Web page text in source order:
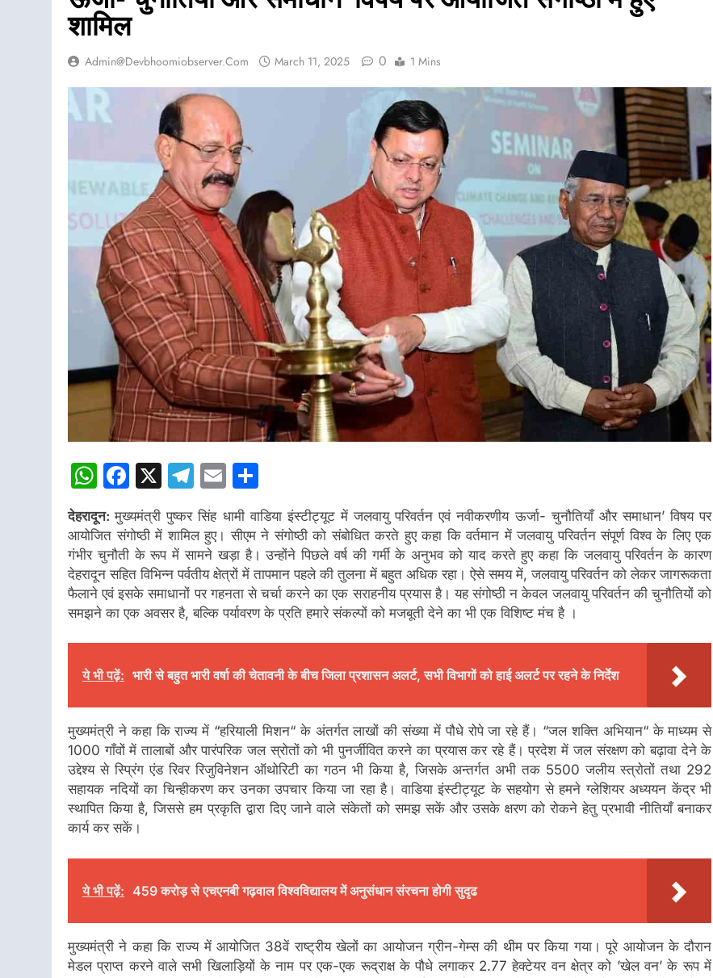
शामिल
Admin@devbhoomiobserver.com March 11, 2025 0 1 Mins
WhatsApp
Facebook
X Telegram
Email
देहरादून:मुख्यमंत्री पुष्कर सिंह धामी वाडिया इंस्टीट्यूट में जलवायु परिवर्तन एवं नवीकरणीय ऊर्जा- चुनौतियाँ और समाधान’ विषय पर
आयोजित संगोष्ठी में शामिल हुए। सीएम ने संगोष्ठी को संबोधित करते हुए कहा कि वर्तमान में जलवायु परिवर्तन संपूर्ण विश्व के लिए एक
गंभीर चुनौती के रूप में सामने खड़ा है। उन्होंने पिछले वर्ष की गर्मी के अनुभव को याद करते हुए कहा कि जलवायु परिवर्तन के कारण
देहरादून सहित विभिन्न पर्वतीय क्षेत्रों में तापमान पहले की तुलना में बहुत अधिक रहा। ऐसे समय में, जलवायु परिवर्तन को लेकर जागरूकता
फैलाने एवं इसके समाधानों पर गहनता से चर्चा करने का एक सराहनीय प्रयास है। यह संगोष्ठी न केवल जलवायु परिवर्तन की चुनौतियों को
समझने का एक अवसर है, बल्कि पर्यावरण के प्रति हमारे संकल्पों को मजबूती देने का भी एक विशिष्ट मंच है ।
ये भी पढ़ें: भारी से बहुत भारी वर्षा की चेतावनी के बीच जिला प्रशासन अलर्ट, सभी विभागों को हाई अलर्ट पर रहने के निर्देश
मुख्यमंत्री ने कहा कि राज्य में “हरियाली मिशन“ के अंतर्गत लाखों की संख्या में पौधे रोपे जा रहे हैं। “जल शक्ति अभियान“ के माध्यम से
1000 गाँवों में तालाबों और पारंपरिक जल स्रोतों को भी पुनर्जीवित करने का प्रयास कर रहे हैं। प्रदेश में जल संरक्षण को बढ़ावा देने के
उद्देश्य से स्प्रिंग एंड रिवर रिजुविनेशन ऑथोरिटी का गठन भी किया है, जिसके अन्तर्गत अभी तक 5500 जलीय स्त्रोतों तथा 292
सहायक नदियों का चिन्हीकरण कर उनका उपचार किया जा रहा है। वाडिया इंस्टीट्यूट के सहयोग से हमने ग्लेशियर अध्ययन केंद्र भी
स्थापित किया है, जिससे हम प्रकृति द्वारा दिए जाने वाले संकेतों को समझ सकें और उसके क्षरण को रोकने हेतु प्रभावी नीतियाँ बनाकर
कार्य कर सकें।
ये भी पढ़ें: 459 करोड़ से एचएनबी गढ़वाल विश्वविद्यालय में अनुसंधान संरचना होगी सुदृढ
मुख्यमंत्री ने कहा कि राज्य में आयोजित 38वें राष्ट्रीय खेलों का आयोजन ग्रीन-गेम्स की थीम पर किया गया। पूरे आयोजन के दौरान
मेडल प्राप्त करने वाले सभी खिलाड़ियों के नाम पर एक-एक रूद्राक्ष के पौधे लगाकर 2.77 हेक्टेयर वन क्षेत्र को ’खेल वन’ के रूप में